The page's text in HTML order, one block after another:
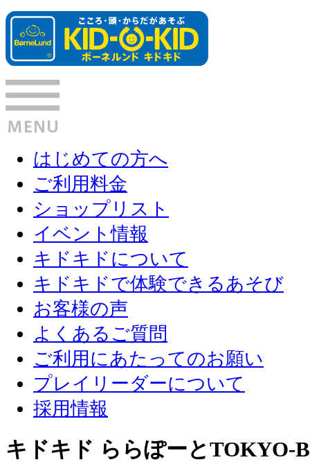
はじめての方へ
ご利用料金
ショップリスト
イベント情報
キドキドについて
キドキドで体験できるあそび
お客様の声
よくあるご質問
ご利用にあたってのお願い
プレイリーダーについて
採用情報
キドキド ららぽーと